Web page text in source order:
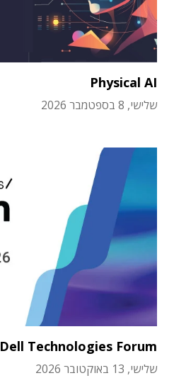
Physical AI
שלישי, 8 בספטמבר 2026
Dell Technologies Forum
שלישי, 13 באוקטובר 2026